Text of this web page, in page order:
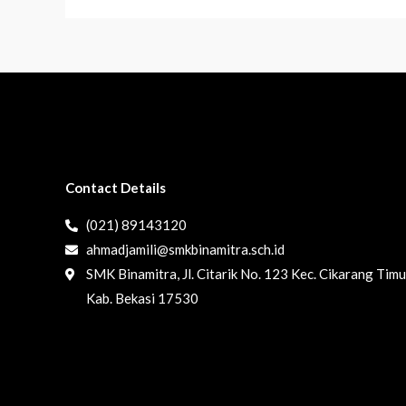
Contact Details
(021) 89143120
ahmadjamili@smkbinamitra.sch.id
SMK Binamitra, Jl. Citarik No. 123 Kec. Cikarang
Kab. Bekasi 17530